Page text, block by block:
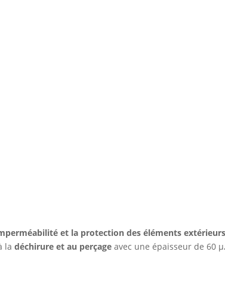
et la protection des éléments extérieurs
ladéchirure et au perçageavec une épaisseur de 60 µ.